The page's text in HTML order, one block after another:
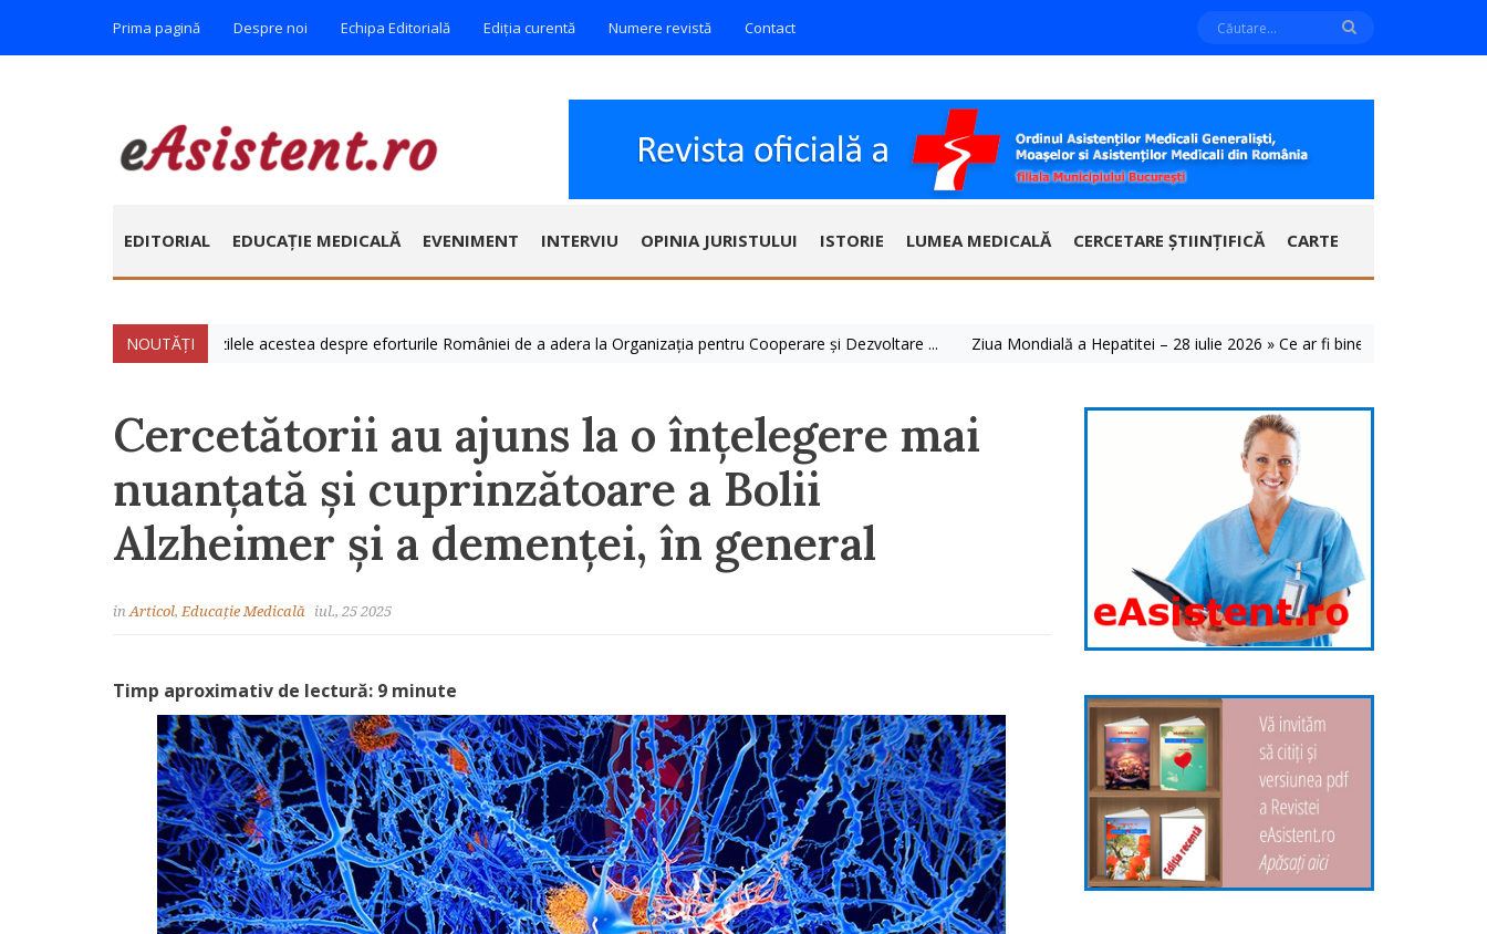
Prima pagină Despre noi Echipa Editorială Ediția curentă Numere revistă Contact
EDITORIAL EDUCAȚIE MEDICALĂ EVENIMENT INTERVIU OPINIA JURISTULUI ISTORIE LUMEA MEDICALĂ CERCETARE ȘTIINȚIFICĂ CARTE
NOUTĂȚI
» Vorbim foarte mult zilele acestea despre eforturile României de a adera la Organizația pentru Cooperare și Dezvoltare ... Ziua Mondială a Hepatitei – 28 iulie 2026 » Ce ar fi bine să știm despre aceste
Cercetătorii au ajuns la o înțelegere mai
nuanțată și cuprinzătoare a Bolii
Alzheimer și a demenței, în general
inArticol, Educație Medicală iul., 25 2025
Timp aproximativ de lectură: 9 minute